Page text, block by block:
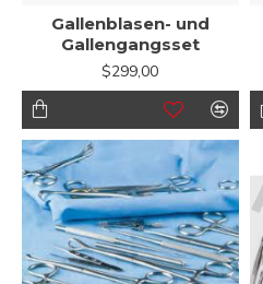
Gallenblasen- und
Gallengangsset
$299,00